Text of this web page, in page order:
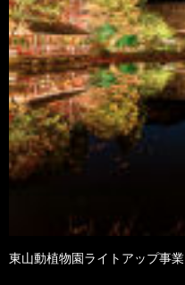
東山動植物園ライトアップ事業